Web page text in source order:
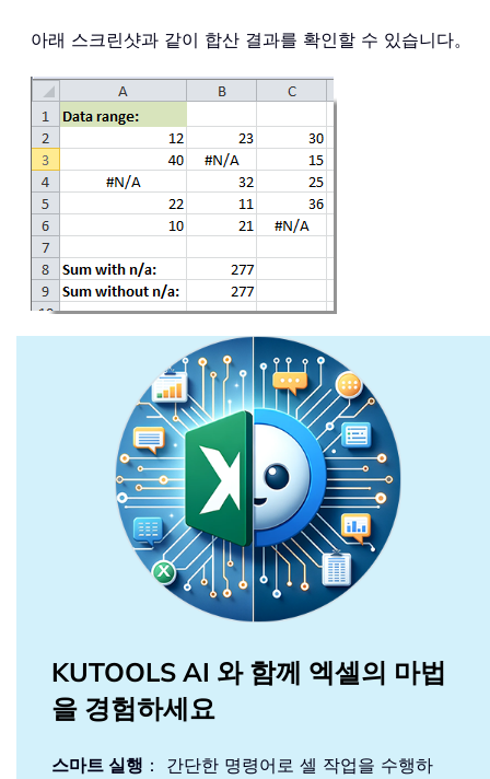
아래 스크린샷과 같이 합산 결과를 확인할 수 있습니다。
KUTOOLS AI 와 함께 엑셀의 마법
을 경험하세요
스마트 실행 ： 간단한 명령어로 셀 작업을 수행하